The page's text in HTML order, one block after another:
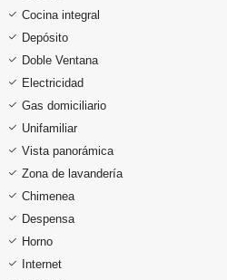
Cocina integral
Depósito
Doble Ventana
Electricidad
Gas domiciliario
Unifamiliar
Vista panorámica
Zona de lavandería
Chimenea
Despensa
Horno
Internet